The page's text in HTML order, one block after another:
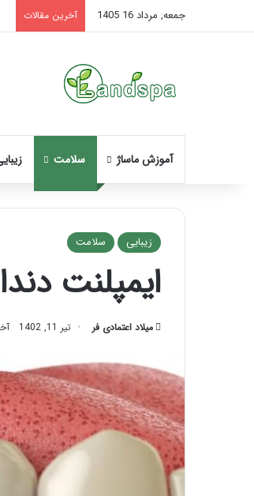
جمعه, مرداد 16 1405 آخرین مقالات
آموزش ماساژ سلامت
زیبایی سلامت
ایمپلنت
میلاد اعتمادی فر تیر 11, 1402
بعد
و
آن!